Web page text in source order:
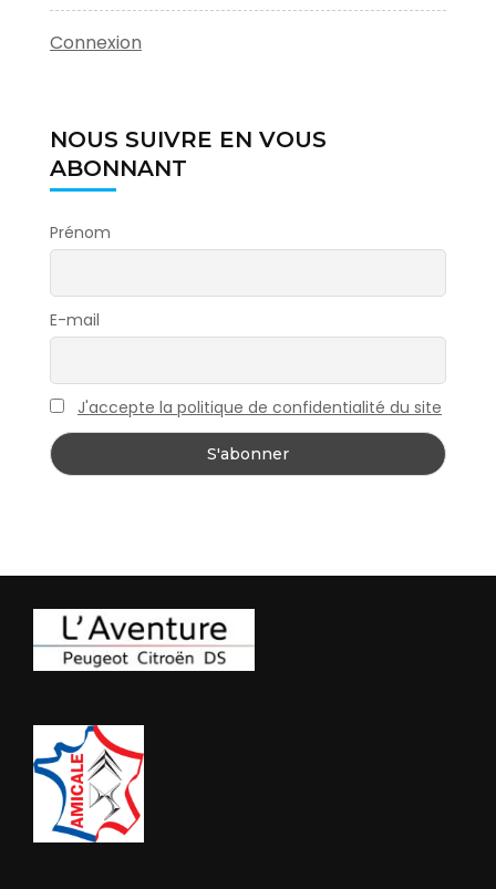
Connexion
NOUS SUIVRE EN VOUS
ABONNANT
Prénom
E-mail
J'accepte la politique de confidentialité du site